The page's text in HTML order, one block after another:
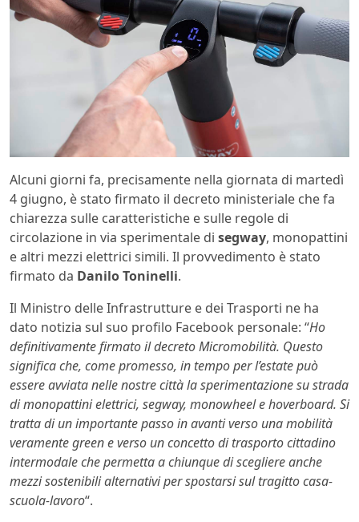
Alcuni giorni fa, precisamente nella giornata di martedì
4 giugno, è stato firmato il decreto ministeriale che fa
chiarezza sulle caratteristiche e sulle regole di
circolazione in via sperimentale di segway, monopattini
e altri mezzi elettrici simili. Il provvedimento è stato
firmato da Danilo Toninelli.
Il Ministro delle Infrastrutture e dei Trasporti ne ha
dato notizia sul suo profilo Facebook personale: “Ho
definitivamente firmato il decreto Micromobilità. Questo
significa che, come promesso, in tempo per l’estate può
essere avviata nelle nostre città la sperimentazione su strada
di monopattini elettrici, segway, monowheel e hoverboard. Si
tratta di un importante passo in avanti verso una mobilità
veramente green e verso un concetto di trasporto cittadino
intermodale che permetta a chiunque di scegliere anche
mezzi sostenibili alternativi per spostarsi sul tragitto casa-
scuola-lavoro“.